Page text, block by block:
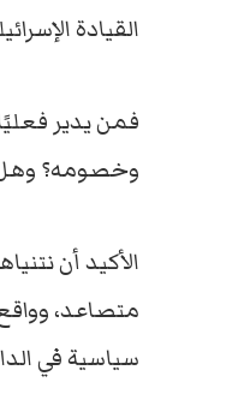
القيادة
فمنيدير
وخصومه؟
الأكيدأن
متصاعد،
سياسيةفي